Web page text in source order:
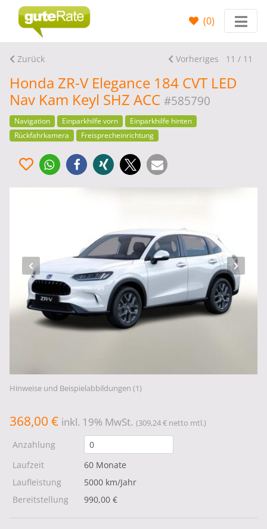
(0)
Zurück Vorheriges 11 / 11
Honda ZR-V Elegance 184 CVT LED
Nav Kam Keyl SHZ ACC #585790
Navigation Einparkhilfe vorn
Einparkhilfe hinten
Rückfahrkamera
Freisprecheinrichtung
Hinweise und Beispielabbildungen (1)
368,00 € inkl. 19% MwSt. (309,24 € netto mtl.)
Anzahlung
Laufzeit
60 Monate
Laufleistung
5000 km/Jahr
Bereitstellung
990,00 €